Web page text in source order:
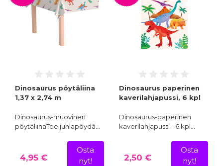
Dinosaurus pöytäliina
1,37 x 2,74 m
Dinosaurus-muovinen
pöytäliinaTee juhlapöydä…
4,95 €
Osta
nyt!
Dinosaurus paperinen
kaverilahjapussi, 6 kpl
Dinosaurus-paperinen
kaverilahjapussi - 6 kpl…
2,50 €
Osta
nyt!